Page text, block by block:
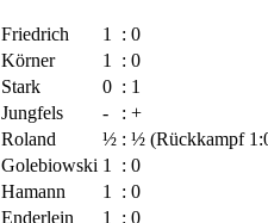
Friedrich 1 : 0
Körner 1 : 0
Stark 0 : 1
Jungfels - : +
Roland ½ : ½ (Rückkampf
Golebiowski 1 : 0
Hamann 1 : 0
Enderlein 1 : 0